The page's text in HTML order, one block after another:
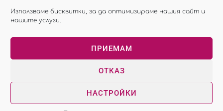
Използваме бисквитки, за да оптимизираме нашия сайт и
нашите услуги.
ПРИЕМАМ
ОТКАЗ
НАСТРОЙКИ
delivery@doks-em.com
НАПРАВИ ЗАПИТВАНЕ
Copyright © 2026 - ДОКС ЕиМ ЕООД